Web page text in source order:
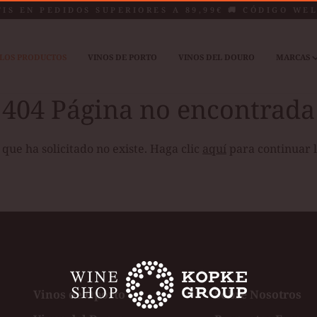
EN PEDIDOS SUPERIORES A 89,99€ 🚚 CÓDIGO
VINOS DE PORTO VINOS DEL DOURO MARCAS
404 Página no encontrada
ha solicitado no existe. Haga clic aquí para continuar
Vinos de Oporto
Sobre Nosotros